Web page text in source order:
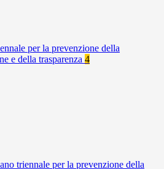
per la prevenzione della
e della trasparenza 4
triennale per la prevenzione della